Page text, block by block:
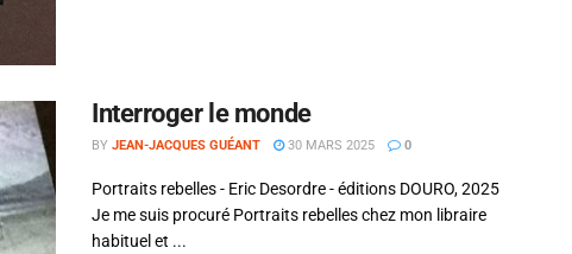
Interroger le monde
BY JEAN-JACQUES GUÉANT 30 MARS 2025 0
Portraits rebelles - Eric Desordre - éditions DOURO, 2025
Je me suis procuré Portraits rebelles chez mon libraire
habituel et ...